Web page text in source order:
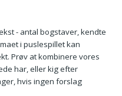
- antal bogstaver, kendte
i puslespillet kan
Prøv at kombinere vores
har, eller kig efter
hvis ingen forslag